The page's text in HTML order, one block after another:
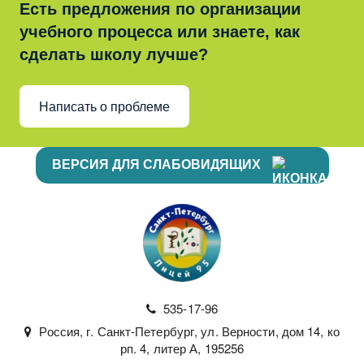
Есть предложения по организации
учебного процесса или знаете, как
сделать школу лучше?
Написать о проблеме
ВЕРСИЯ ДЛЯ СЛАБОВИДЯЩИХ
535-17-96
Россия, г. Санкт-Петербург,ул. Верности, дом 14, ко
рп. 4, литер А, 195256